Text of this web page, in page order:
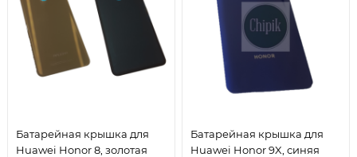
Батарейная крышка для
Huawei Honor 8, золотая
Батарейная крышка для
Huawei Honor 9X, синяя